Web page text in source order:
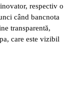
respectiv o
când bancnota
transparentă,
care este vizibil